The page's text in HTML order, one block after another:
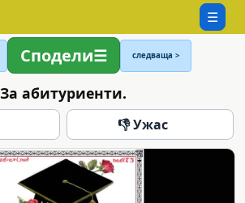
☰
Сподели следваща >
За абитуриенти.
👎 Ужас